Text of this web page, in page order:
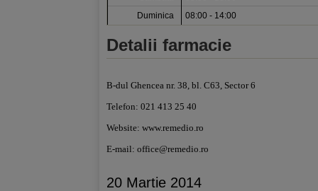
Duminica
08:00 - 14:00
Detalii farmacie
B-dul Ghencea nr. 38, bl. C63, Sector 6
Telefon: 021 413 25 40
Website: www.remedio.ro
E-mail: office@remedio.ro
20 Martie 2014